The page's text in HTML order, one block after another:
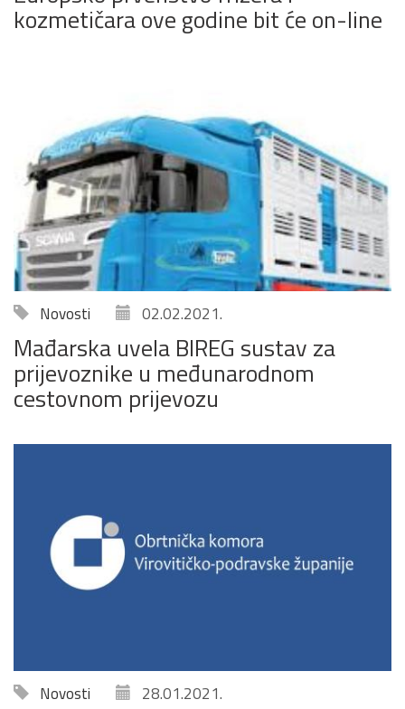
kozmetičara ove godine bit će on-line
Novosti 02.02.2021.
Mađarska uvela BIREG sustav za
prijevoznike u međunarodnom
cestovnom prijevozu
Novosti 28.01.2021.